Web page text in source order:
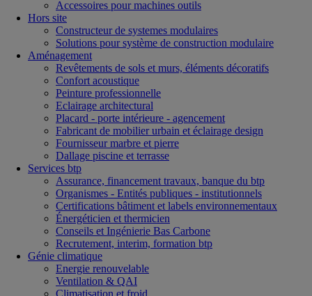
Accessoires pour machines outils
Hors site
Constructeur de systemes modulaires
Solutions pour système de construction modulaire
Aménagement
Revêtements de sols et murs, éléments décoratifs
Confort acoustique
Peinture professionnelle
Eclairage architectural
Placard - porte intérieure - agencement
Fabricant de mobilier urbain et éclairage design
Fournisseur marbre et pierre
Dallage piscine et terrasse
Services btp
Assurance, financement travaux, banque du btp
Organismes - Entités publiques - institutionnels
Certifications bâtiment et labels environnementaux
Énergéticien et thermicien
Conseils et Ingénierie Bas Carbone
Recrutement, interim, formation btp
Génie climatique
Energie renouvelable
Ventilation & QAI
Climatisation et froid